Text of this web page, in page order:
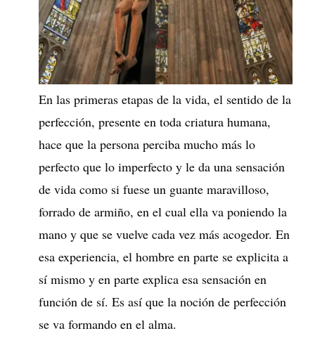
En las primeras etapas de la vida, el sentido de la
perfección, presente en toda criatura humana,
hace que la persona perciba mucho más lo
perfecto que lo imperfecto y le da una sensación
de vida como si fuese un guante maravilloso,
forrado de armiño, en el cual ella va poniendo la
mano y que se vuelve cada vez más acogedor. En
esa experiencia, el hombre en parte se explicita a
sí mismo y en parte explica esa sensación en
función de sí. Es así que la noción de perfección
se va formando en el alma.